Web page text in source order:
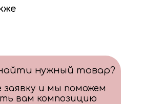
нужный товар?
и мы поможем
вам композицию